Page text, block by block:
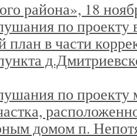
района», 18
по проекту
план в части
по проекту
домом п.